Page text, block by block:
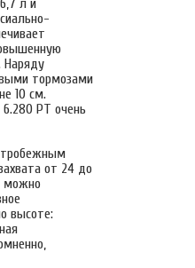
л и
Наряду
тормозами
10 см.
PT очень
от 24 до
можно
высоте: